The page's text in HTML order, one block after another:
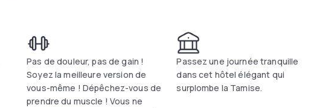
Pas de douleur, pas de gain !
Soyez la meilleure version de
vous-même ! Dépêchez-vous de
prendre du muscle ! Vous ne
Passez une journée tranquille
dans cet hôtel élégant qui
surplombe la Tamise.